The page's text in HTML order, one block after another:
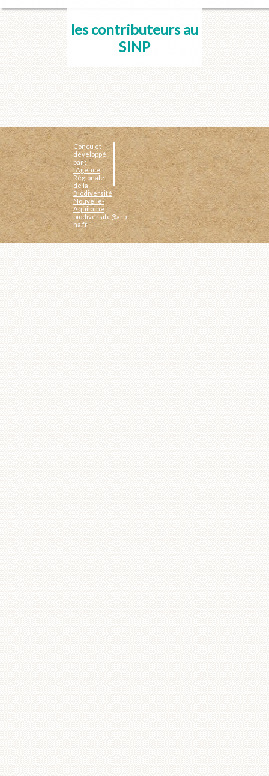
les contributeurs au
SINP
Conçu et
développé
par :
l’Agence
Régionale
de la
Biodiversité
Nouvelle-
Aquitaine
biodiversite@arb-
na.fr